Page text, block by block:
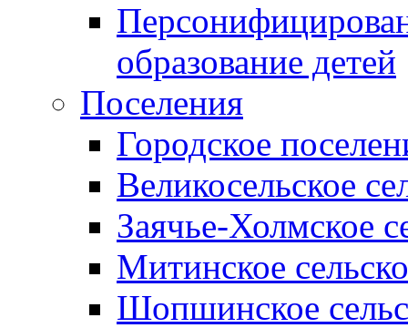
образование детей
Поселения
Городское
Великосельское
Заячье-Холмское
Митинское
Шопшинское